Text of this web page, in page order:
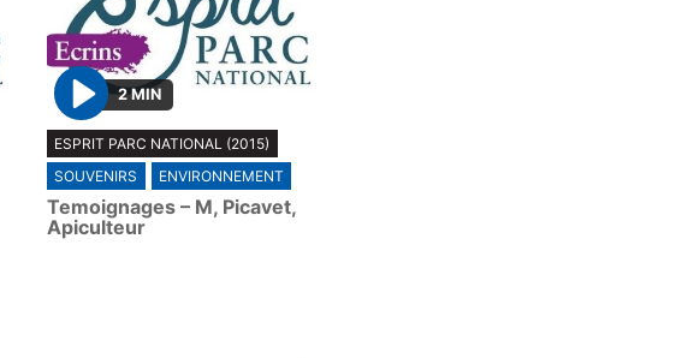
P
l
a
y
2 MIN
ESPRIT PARC NATIONAL (2015)
SOUVENIRS
ENVIRONNEMENT
Temoignages – M, Picavet,
Apiculteur